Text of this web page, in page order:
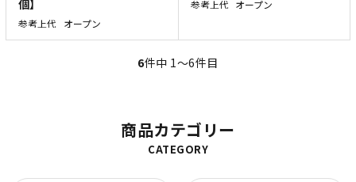
個】
参考上代 オープン
参考上代 オープン
6件中 1〜6件目
商品カテゴリー
CATEGORY